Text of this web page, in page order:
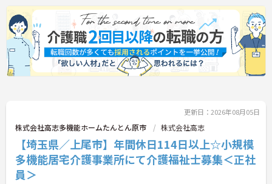
更新日：2026年08月05日
株式会社高志多機能ホームたんとん原市 株式会社高志
【埼玉県／上尾市】年間休日114日以上☆小規模
多機能居宅介護事業所にて介護福祉士募集＜正社
員＞